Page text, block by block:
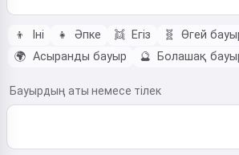
👦 Іні 👧 Әпке 👯 Егіз 🧬 Өгей
🌍 Асыранды бауыр 🔮 Болашақ
Бауырдың аты немесе тілек